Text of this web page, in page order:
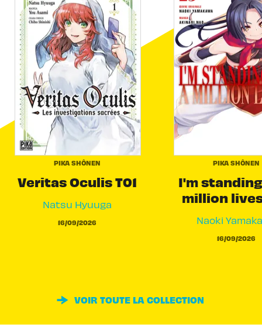
PIKA SHÔNEN
Veritas Oculis T01
Natsu Hyuuga
16/09/2026
PIKA SHÔNEN
I'm
million
Naoki
16/09/2026
VOIR TOUTE LA COLLECTION